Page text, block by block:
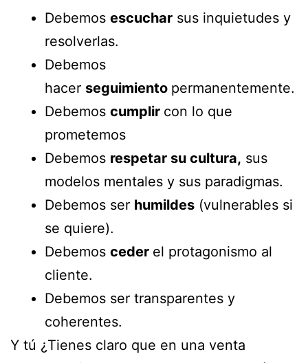
Debemos escuchar sus inquietudes y
resolverlas.
Debemos
hacer seguimiento permanentemente.
Debemos cumplir con lo que
prometemos
Debemos respetar su cultura, sus
modelos mentales y sus paradigmas.
Debemos ser humildes (vulnerables si
se quiere).
Debemos ceder el protagonismo al
cliente.
Debemos ser transparentes y
coherentes.
Y tú ¿Tienes claro que en una venta